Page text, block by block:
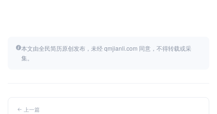
本文由全民简历原创发布，未经 qmjianli.com 同意，不得转载或采
集。
上一篇